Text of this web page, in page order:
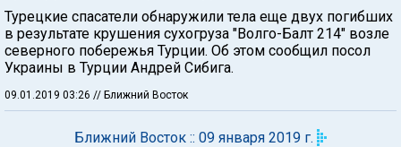
Турецкие спасатели обнаружили тела еще двух погибших
в результате крушения сухогруза "Волго-Балт 214" возле
северного побережья Турции. Об этом сообщил посол
Украины в Турции Андрей Сибига.
09.01.2019 03:26 // Ближний Восток
Ближний Восток :: 09 января 2019 г.